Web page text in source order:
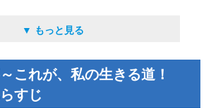
▼ もっと見る
これが、私の生きる道！
すじ